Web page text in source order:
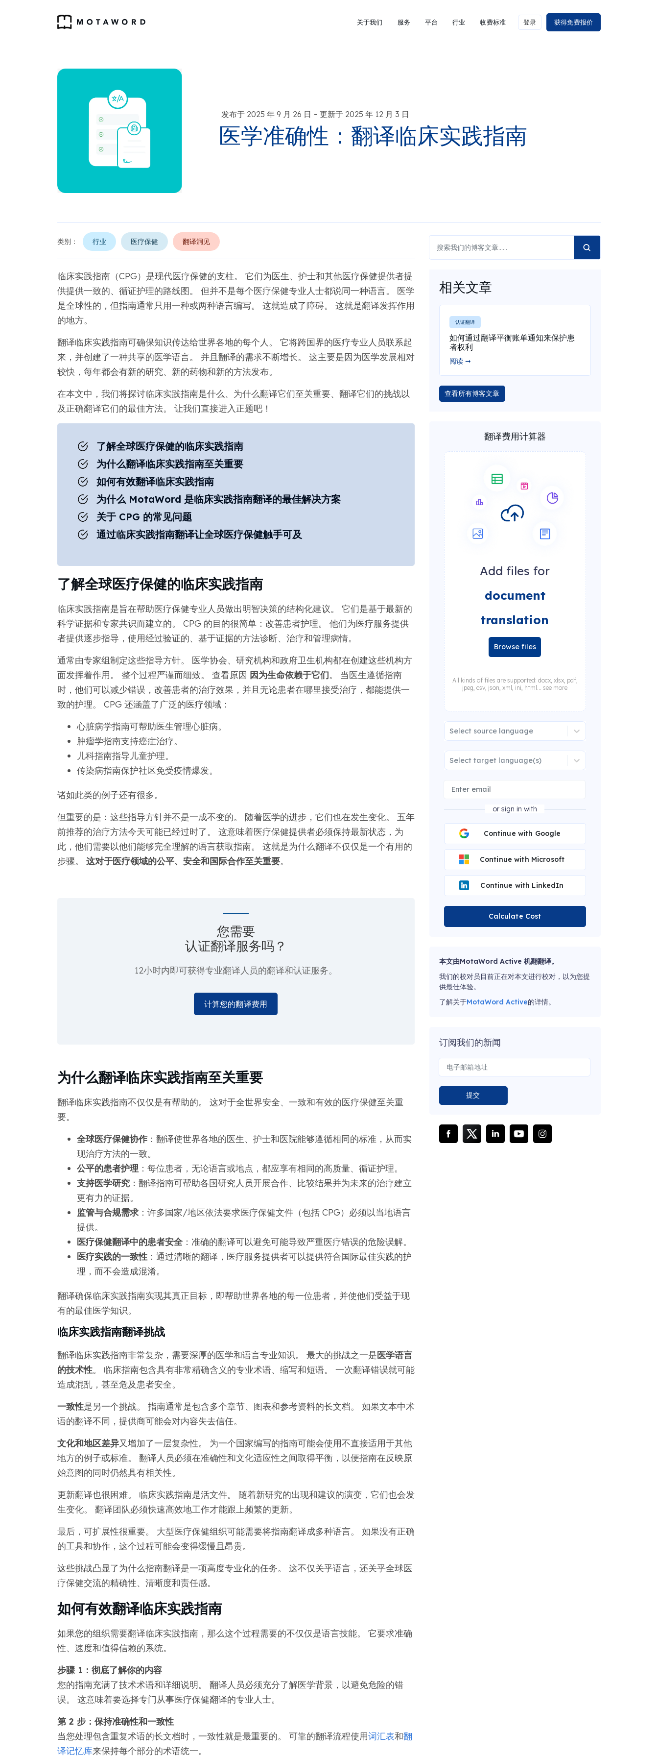
关于我们 服务 平台 行业 收费标准 登录 获得免费报价
发布于 2025 年 9 月 26 日 - 更新于 2025 年 12 月 3 日
医学准确性：翻译临床实践指南
类别： 行业 医疗保健 翻译洞见
临床实践指南（CPG）是现代医疗保健的支柱。 它们为医生、护士和其他医疗保健提供者提
供提供一致的、循证护理的路线图。 但并不是每个医疗保健专业人士都说同一种语言。 医学
是全球性的，但指南通常只用一种或两种语言编写。 这就造成了障碍。 这就是翻译发挥作用
的地方。
翻译临床实践指南可确保知识传达给世界各地的每个人。 它将跨国界的医疗专业人员联系起
来，并创建了一种共享的医学语言。 并且翻译的需求不断增长。 这主要是因为医学发展相对
较快，每年都会有新的研究、新的药物和新的方法发布。
在本文中，我们将探讨临床实践指南是什么、为什么翻译它们至关重要、翻译它们的挑战以
及正确翻译它们的最佳方法。 让我们直接进入正题吧！
了解全球医疗保健的临床实践指南
为什么翻译临床实践指南至关重要
如何有效翻译临床实践指南
为什么 MotaWord 是临床实践指南翻译的最佳解决方案
关于 CPG 的常见问题
通过临床实践指南翻译让全球医疗保健触手可及
了解全球医疗保健的临床实践指南
临床实践指南是旨在帮助医疗保健专业人员做出明智决策的结构化建议。 它们是基于最新的
科学证据和专家共识而建立的。 CPG 的目的很简单：改善患者护理。 他们为医疗服务提供
者提供逐步指导，使用经过验证的、基于证据的方法诊断、治疗和管理病情。
通常由专家组制定这些指导方针。 医学协会、研究机构和政府卫生机构都在创建这些机构方
面发挥着作用。 整个过程严谨而细致。 查看原因 因为生命依赖于它们。 当医生遵循指南
时，他们可以减少错误，改善患者的治疗效果，并且无论患者在哪里接受治疗，都能提供一
致的护理。 CPG 还涵盖了广泛的医疗领域：
心脏病学指南可帮助医生管理心脏病。
肿瘤学指南支持癌症治疗。
儿科指南指导儿童护理。
传染病指南保护社区免受疫情爆发。
诸如此类的例子还有很多。
但重要的是：这些指导方针并不是一成不变的。 随着医学的进步，它们也在发生变化。 五年
前推荐的治疗方法今天可能已经过时了。 这意味着医疗保健提供者必须保持最新状态，为
此，他们需要以他们能够完全理解的语言获取指南。 这就是为什么翻译不仅仅是一个有用的
步骤。 这对于医疗领域的公平、安全和国际合作至关重要。
您需要
认证翻译服务吗？
12小时内即可获得专业翻译人员的翻译和认证服务。
计算您的翻译费用
为什么翻译临床实践指南至关重要
翻译临床实践指南不仅仅是有帮助的。 这对于全世界安全、一致和有效的医疗保健至关重
要。
全球医疗保健协作：翻译使世界各地的医生、护士和医院能够遵循相同的标准，从而实
现治疗方法的一致。
公平的患者护理 ：每位患者，无论语言或地点，都应享有相同的高质量、循证护理。
支持医学研究：翻译指南可帮助各国研究人员开展合作、比较结果并为未来的治疗建立
更有力的证据。
监管与合规需求：许多国家/地区依法要求医疗保健文件（包括 CPG）必须以当地语言
提供。
医疗保健翻译中的患者安全：准确的翻译可以避免可能导致严重医疗错误的危险误解。
医疗实践的一致性：通过清晰的翻译，医疗服务提供者可以提供符合国际最佳实践的护
理，而不会造成混淆。
翻译确保临床实践指南实现其真正目标，即帮助世界各地的每一位患者，并使他们受益于现
有的最佳医学知识。
临床实践指南翻译挑战
翻译临床实践指南非常复杂，需要深厚的医学和语言专业知识。 最大的挑战之一是医学语言
的技术性。 临床指南包含具有非常精确含义的专业术语、缩写和短语。 一次翻译错误就可能
造成混乱，甚至危及患者安全。
一致性是另一个挑战。 指南通常是包含多个章节、图表和参考资料的长文档。 如果文本中术
语的翻译不同，提供商可能会对内容失去信任。
文化和地区差异又增加了一层复杂性。 为一个国家编写的指南可能会使用不直接适用于其他
地方的例子或标准。 翻译人员必须在准确性和文化适应性之间取得平衡，以便指南在反映原
始意图的同时仍然具有相关性。
更新翻译也很困难。 临床实践指南是活文件。 随着新研究的出现和建议的演变，它们也会发
生变化。 翻译团队必须快速高效地工作才能跟上频繁的更新。
最后，可扩展性很重要。 大型医疗保健组织可能需要将指南翻译成多种语言。 如果没有正确
的工具和协作，这个过程可能会变得缓慢且昂贵。
这些挑战凸显了为什么指南翻译是一项高度专业化的任务。 这不仅关乎语言，还关乎全球医
疗保健交流的精确性、清晰度和责任感。
如何有效翻译临床实践指南
如果您的组织需要翻译临床实践指南，那么这个过程需要的不仅仅是语言技能。 它要求准确
性、速度和值得信赖的系统。
步骤 1：彻底了解你的内容
您的指南充满了技术术语和详细说明。 翻译人员必须充分了解医学背景，以避免危险的错
误。 这意味着要选择专门从事医疗保健翻译的专业人士。
第 2 步：保持准确性和一致性
当您处理包含重复术语的长文档时，一致性就是最重要的。 可靠的翻译流程使用词汇表和翻
译记忆库来保持每个部分的术语统一。
相关文章
认证翻译
如何通过翻译平衡账单通知来保护患
者权利
阅读 ➞
查看所有博客文章
翻译费用计算器
Add files for
document
translation
Browse files
All kinds of files are supported: docx, xlsx, pdf,
jpeg, csv, json, xml, ini, html... see more
Select source language
Select target language(s)
or sign in with
Continue with Google
Continue with Microsoft
Continue with LinkedIn
Calculate Cost
本文由MotaWord Active 机翻翻译。
我们的校对员目前正在对本文进行校对，以为您提
供最佳体验。
了解关于MotaWord Active的详情。
订阅我们的新闻
提交